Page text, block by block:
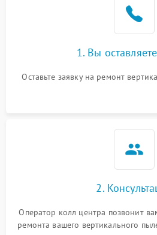
1. Вы
Оставьте заявку на ремонт
2.
Оператор колл центра позвонит
ремонта вашего вертикального